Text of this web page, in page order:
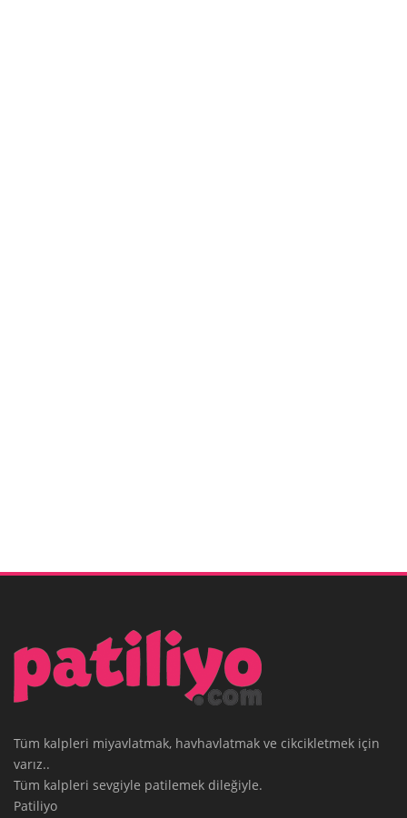
Tüm kalpleri miyavlatmak, havhavlatmak ve cikcikletmek için
varız..
Tüm kalpleri sevgiyle patilemek dileğiyle.
Patiliyo